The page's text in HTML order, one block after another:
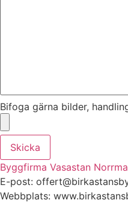
Bifoga gärna bilder,
Skicka
Byggfirma Vasastan
E-post:
Webbplats: